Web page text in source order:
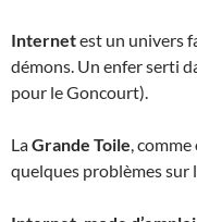
Internetest un univers
démons. Un enfer serti
pour le Goncourt).
LaGrande Toile,
quelques problèmes sur